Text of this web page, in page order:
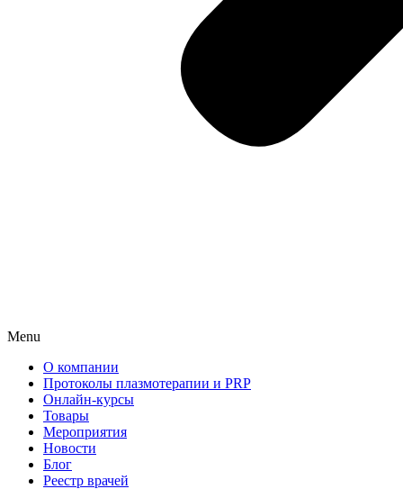
Menu
О компании
Протоколы плазмотерапии и PRP
Онлайн-курсы
Товары
Мероприятия
Новости
Блог
Реестр врачей